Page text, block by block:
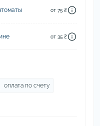
от 75 ₴
от 35 ₴
оплата по счету